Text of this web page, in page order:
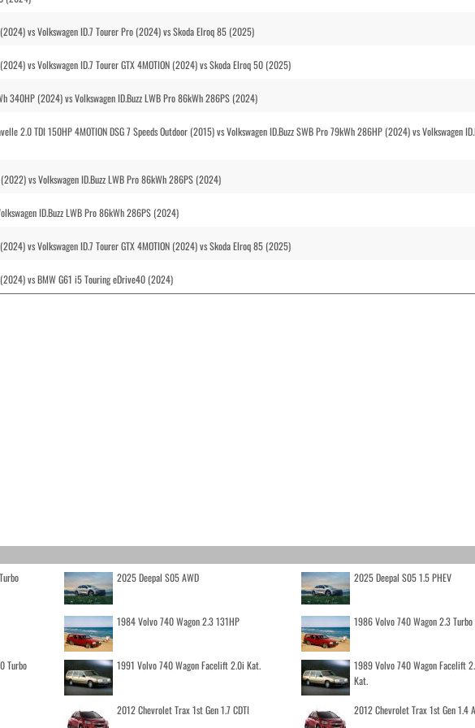
vs Volkswagen ID.7 Tourer Pro (2024) vs Skoda Elroq 85 (2025)
vs Volkswagen ID.7 Tourer GTX 4MOTION (2024) vs Skoda Elroq 50 (2025)
340HP (2024) vs Volkswagen ID.Buzz LWB Pro 86kWh 286PS (2024)
2.0 TDI 150HP 4MOTION DSG 7 Speeds Outdoor (2015) vs Volkswagen ID.Buzz SWB Pro 79kWh 286HP (2024) vs Volkswagen
vs Volkswagen ID.Buzz LWB Pro 86kWh 286PS (2024)
ID.Buzz LWB Pro 86kWh 286PS (2024)
vs Volkswagen ID.7 Tourer GTX 4MOTION (2024) vs Skoda Elroq 85 (2025)
vs BMW G61 i5 Touring eDrive40 (2024)
2025 Deepal S05 AWD 2025 Deepal S05 1.5 PHEV
1984 Volvo 740 Wagon 2.3 131HP 1986 Volvo 740 Wagon 2.3
Turbo
1991 Volvo 740 Wagon Facelift 2.0i Kat.
1989 Volvo 740 Wagon Facelift
Kat.
2012 Chevrolet Trax 1st Gen 1.7 CDTI 2012 Chevrolet Trax 1st Gen 1.4